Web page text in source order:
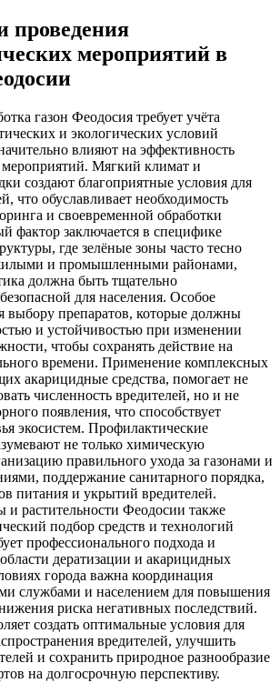
проведения
мероприятий в
газон Феодосия требует учёта
и экологических условий
влияют на эффективность
Мягкий климат и
создают благоприятные условия для
что обуславливает необходимость
и своевременной обработки
фактор заключается в специфике
где зелёные зоны часто тесно
и промышленными районами,
должна быть тщательно
для населения. Особое
выбору препаратов, которые должны
и устойчивостью при изменении
чтобы сохранять действие на
времени. Применение комплексных
акарицидные средства, помогает не
численность вредителей, но и не
появления, что способствует
экосистем. Профилактические
не только химическую
правильного ухода за газонами и
поддержание санитарного порядка,
питания и укрытий вредителей.
и растительности Феодосии также
подбор средств и технологий
профессионального подхода и
дератизации и акарицидных
города важна координация
службами и населением для повышения
риска негативных последствий.
создать оптимальные условия для
вредителей, улучшить
и сохранить природное разнообразие
на долгосрочную перспективу.